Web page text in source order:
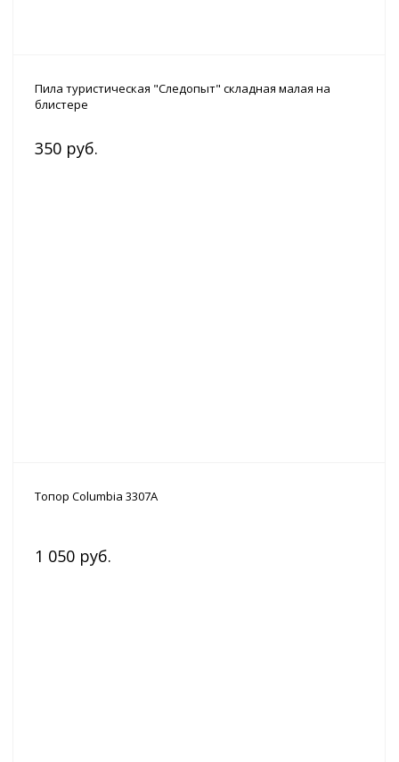
Пила туристическая "Следопыт" складная малая на
блистере
350 руб.
Топор Columbia 3307A
1 050 руб.